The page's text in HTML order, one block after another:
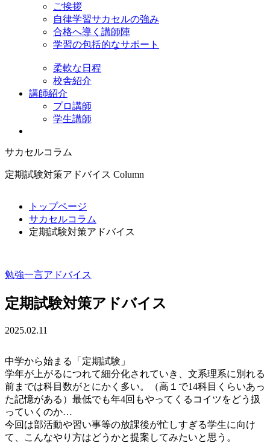
ご挨拶
自律学習サカセルの強み
合格へ導く講師陣
学習の包括的なサポート
柔軟な日程
校舎紹介
講師紹介
プロ講師
学生講師
サカセルコラム
定期試験対策アドバイス Column
トップページ
サカセルコラム
定期試験対策アドバイス
勉強一言アドバイス
定期試験対策アドバイス
2025.02.11
中学から始まる「定期試験」
学年が上がるにつれて細分化されていき、文系理系に別れる
前までは科目数がとにかく多い。（高１で14科目くらいあっ
た記憶がある）最低でも年4回もやってくるコイツをどう扱
っていくのか…
今回は部活動や習い事等の放課後が忙しすぎる学生に向け
て、こんなやり方はどうかと提案してみたいと思う。